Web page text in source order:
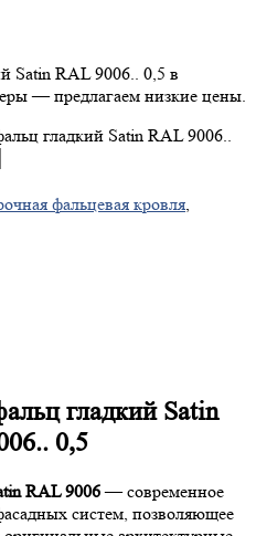
Satin RAL 9006.. 0,5 в
— предлагаем низкие цены.
гладкий Satin RAL 9006..
фальцевая кровля,
гладкий Satin
0,5
RAL 9006— современное
систем, позволяющее